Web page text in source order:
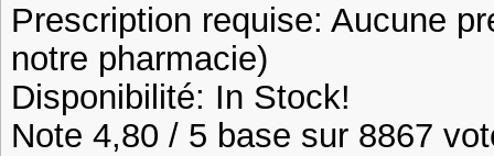
Prescription requise: Aucune
notre pharmacie)
Disponibilité: In Stock!
Note 4,80 / 5 base sur 8867